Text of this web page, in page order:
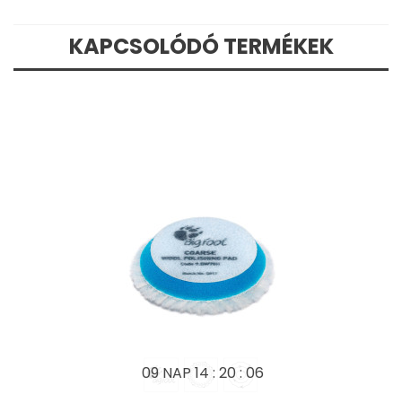
KAPCSOLÓDÓ TERMÉKEK
09 NAP 14 : 20 : 05